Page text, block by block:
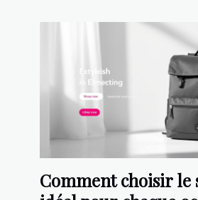
Comment choisir le